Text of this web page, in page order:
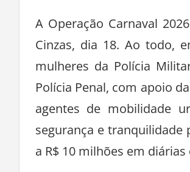
A Operação Carnaval
Cinzas, dia 18. Ao todo,
mulheres da Polícia
Polícia Penal, com apoio
agentes de mobilidade
segurança e tranquilidade
a R$ 10 milhões em